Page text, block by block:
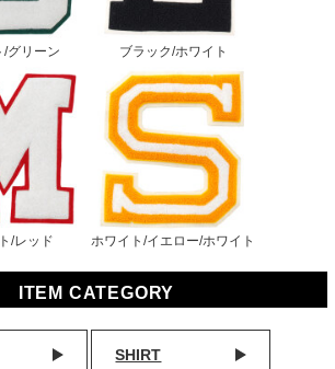
/グリーン ブラック/ホワイト
/レッド ホワイト/イエロー/ホワイト
ITEM CATEGORY
SHIRT